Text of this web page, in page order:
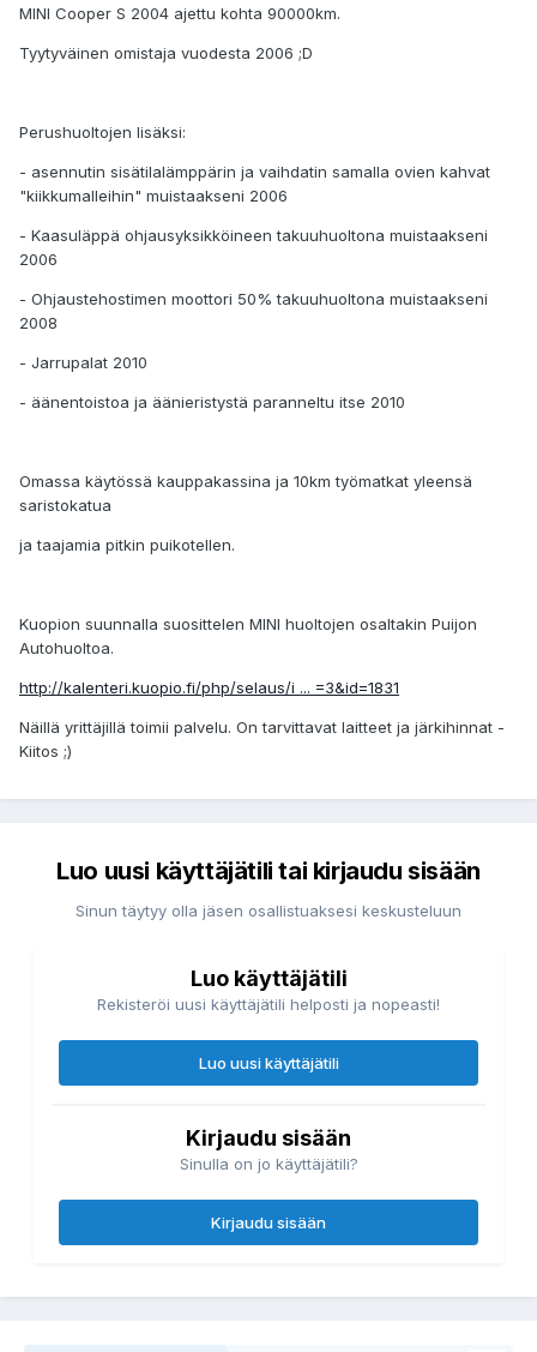
MINI Cooper S 2004 ajettu kohta 90000km.
Tyytyväinen omistaja vuodesta 2006 ;D
Perushuoltojen lisäksi:
- asennutin sisätilalämppärin ja vaihdatin samalla ovien kahvat
"kiikkumalleihin" muistaakseni 2006
- Kaasuläppä ohjausyksikköineen takuuhuoltona muistaakseni
2006
- Ohjaustehostimen moottori 50% takuuhuoltona muistaakseni
2008
- Jarrupalat 2010
- äänentoistoa ja äänieristystä paranneltu itse 2010
Omassa käytössä kauppakassina ja 10km työmatkat yleensä
saristokatua
ja taajamia pitkin puikotellen.
Kuopion suunnalla suosittelen MINI huoltojen osaltakin Puijon
Autohuoltoa.
http://kalenteri.kuopio.fi/php/selaus/i ... =3&id=1831
Näillä yrittäjillä toimii palvelu. On tarvittavat laitteet ja järkihinnat -
Kiitos ;)
Luo uusi käyttäjätili tai kirjaudu sisään
Sinun täytyy olla jäsen osallistuaksesi keskusteluun
Luo käyttäjätili
Rekisteröi uusi käyttäjätili helposti ja nopeasti!
Luo uusi käyttäjätili
Kirjaudu sisään
Sinulla on jo käyttäjätili?
Kirjaudu sisään